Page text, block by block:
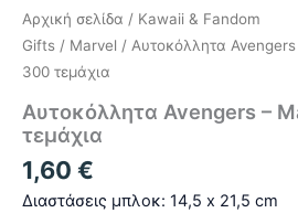
Αρχική σελίδα / Kawaii & Fandom
Gifts / Marvel / Αυτοκόλλητα
300 τεμάχια
Αυτοκόλλητα Avengers –
τεμάχια
1,60 €
Διαστάσεις μπλοκ: 14,5 x 21,5 cm